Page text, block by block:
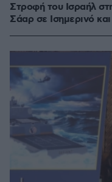
Στροφή του Ισραήλ
Σάαρ σε Ισημερινό